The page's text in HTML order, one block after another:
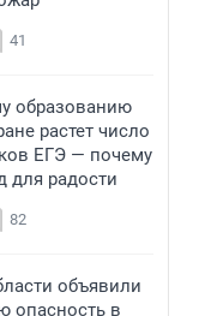
41
образованию
растет число
ЕГЭ — почему
для радости
82
объявили
опасность в